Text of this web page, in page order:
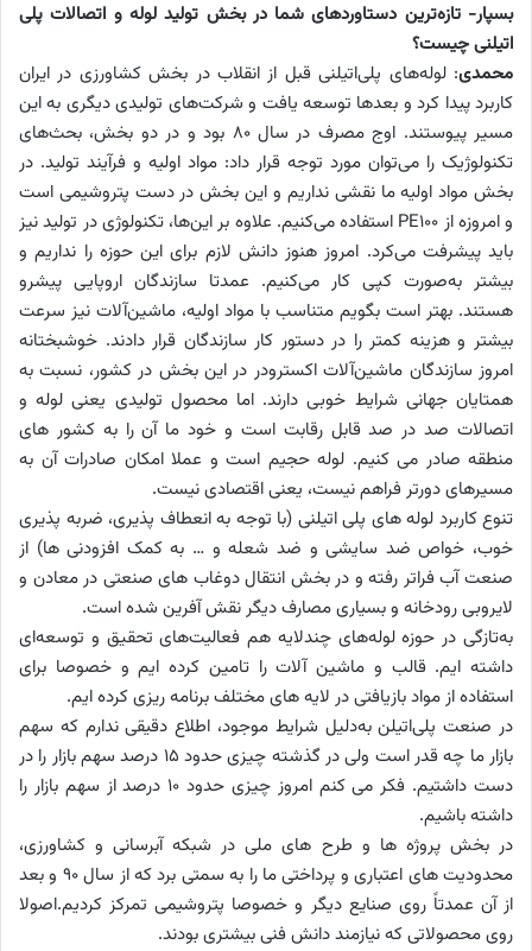
بسپار- تازه‌ترین دستاوردهای شما در بخش تولید لوله و اتصالات پلی
اتیلنی چیست؟
محمدی: لوله‌های پلی‌اتیلنی قبل از انقلاب در بخش کشاورزی در ایران
کاربرد پیدا کرد و بعدها توسعه یافت و شرکت‌های تولیدی دیگری به این
مسیر پیوستند. اوج مصرف در سال ۸۰ بود و در دو بخش، بحث‌های
تکنولوژیک را می‌توان مورد توجه قرار داد: مواد اولیه و فرآیند تولید. در
بخش مواد اولیه ما نقشی نداریم و این بخش در دست پتروشیمی است
و امروزه از PE100 استفاده می‌کنیم. علاوه بر این‌ها، تکنولوژی در تولید نیز
باید پیشرفت می‌کرد. امروز هنوز دانش لازم برای این حوزه را نداریم و
بیشتر به‌صورت کپی کار می‌کنیم. عمدتا سازندگان اروپایی پیشرو
هستند. بهتر است بگویم متناسب با مواد اولیه، ماشین‌آلات نیز سرعت
بیشتر و هزینه کمتر را در دستور کار سازندگان قرار دادند. خوشبختانه
امروز سازندگان ماشین‌آلات اکسترودر در این بخش در کشور، نسبت به
همتایان جهانی شرایط خوبی دارند. اما محصول تولیدی یعنی لوله و
اتصالات صد در صد قابل رقابت است و خود ما آن را به کشور های
منطقه صادر می کنیم. لوله حجیم است و عملا امکان صادرات آن به
مسیرهای دورتر فراهم نیست، یعنی اقتصادی نیست.
تنوع کاربرد لوله های پلی اتیلنی (با توجه به انعطاف پذیری، ضربه پذیری
خوب، خواص ضد سایشی و ضد شعله و … به کمک افزودنی ها) از
صنعت آب فراتر رفته و در بخش انتقال دوغاب های صنعتی در معادن و
لایروبی رودخانه و بسیاری مصارف دیگر نقش آفرین شده است.
به‌تازگی در حوزه لوله‌های چندلایه هم فعالیت‌های تحقیق و توسعه‌ای
داشته ایم. قالب و ماشین آلات را تامین کرده ایم و خصوصا برای
استفاده از مواد بازیافتی در لایه های مختلف برنامه ریزی کرده ایم.
در صنعت پلی‌اتیلن به‌دلیل شرایط موجود، اطلاع دقیقی ندارم که سهم
بازار ما چه قدر است ولی در گذشته چیزی حدود ۱۵ درصد سهم بازار را در
دست داشتیم. فکر می کنم امروز چیزی حدود ۱۰ درصد از سهم بازار را
داشته باشیم.
در بخش پروژه ها و طرح های ملی در شبکه آبرسانی و کشاورزی،
محدودیت های اعتباری و پرداختی ما را به سمتی برد که از سال ۹۰ و بعد
از آن عمدتاً روی صنایع دیگر و خصوصا پتروشیمی تمرکز کردیم.اصولا
روی محصولاتی که نیازمند دانش فنی بیشتری بودند.